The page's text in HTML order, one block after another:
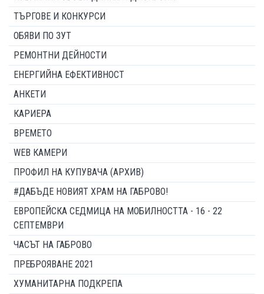
ТЪРГОВЕ И КОНКУРСИ
ОБЯВИ ПО ЗУТ
РЕМОНТНИ ДЕЙНОСТИ
ЕНЕРГИЙНА ЕФЕКТИВНОСТ
АНКЕТИ
КАРИЕРА
ВРЕМЕТО
WEB КАМЕРИ
ПРОФИЛ НА КУПУВАЧА (АРХИВ)
#ДАБЪДЕ НОВИЯТ ХРАМ НА ГАБРОВО!
ЕВРОПЕЙСКА СЕДМИЦА НА МОБИЛНОСТТА - 16 - 22
СЕПТЕМВРИ
ЧАСЪТ НА ГАБРОВО
ПРЕБРОЯВАНЕ 2021
ХУМАНИТАРНА ПОДКРЕПА